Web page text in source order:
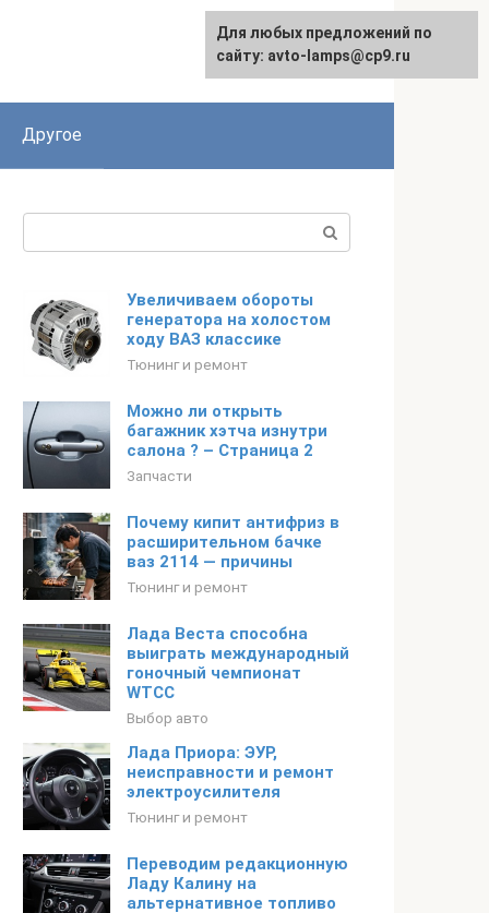
Другое
Увеличиваем обороты
генератора на холостом
ходу ВАЗ классике
Тюнинг и ремонт
Можно ли открыть
багажник хэтча изнутри
салона ? – Страница 2
Запчасти
Почему кипит антифриз в
расширительном бачке
ваз 2114 — причины
Тюнинг и ремонт
Лада Веста способна
выиграть международный
гоночный чемпионат
WTCC
Выбор авто
Лада Приора: ЭУР,
неисправности и ремонт
электроусилителя
Тюнинг и ремонт
Переводим редакционную
Ладу Калину на
альтернативное топливо
Для любых предложений по
сайту: avto-lamps@cp9.ru